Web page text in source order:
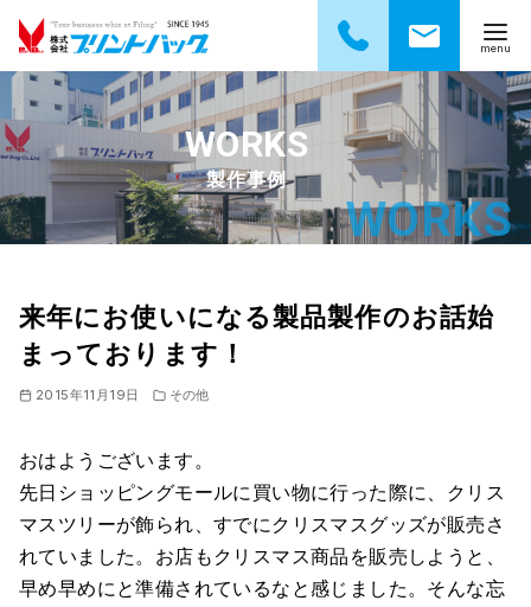
ン
テ
ツ
へ
製作事例
来年にお使いになる製品製作のお話始
まっております！
2015年11月19日 その他
おはようございます。
先日ショッピングモールに買い物に行った際に、クリス
マスツリーが飾られ、すでにクリスマスグッズが販売さ
れていました。お店もクリスマス商品を販売しようと、
早め早めにと準備されているなと感じました。そんな忘